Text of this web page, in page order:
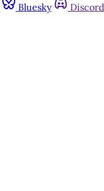
Bluesky Discord